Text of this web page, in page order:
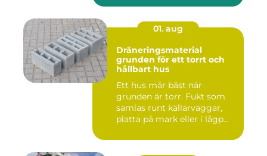
01. aug
Dräneringsmaterial
grunden för ett torrt och
hållbart hus
Ett hus mår bäst när
grunden är torr. Fukt som
samlas runt källarväggar,
platta på mark eller i lågp...